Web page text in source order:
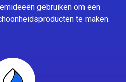
gebruiken om een
te maken.